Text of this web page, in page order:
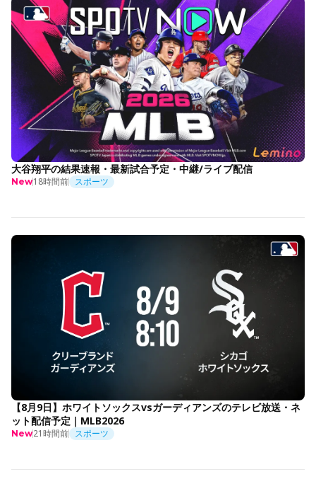
大谷翔平の結果速報・最新試合予定・中継/ライブ配信
New18時間前 スポーツ
【8月9日】ホワイトソックスvsガーディアンズのテレビ放送・ネ
ット配信予定｜MLB2026
New21時間前 スポーツ